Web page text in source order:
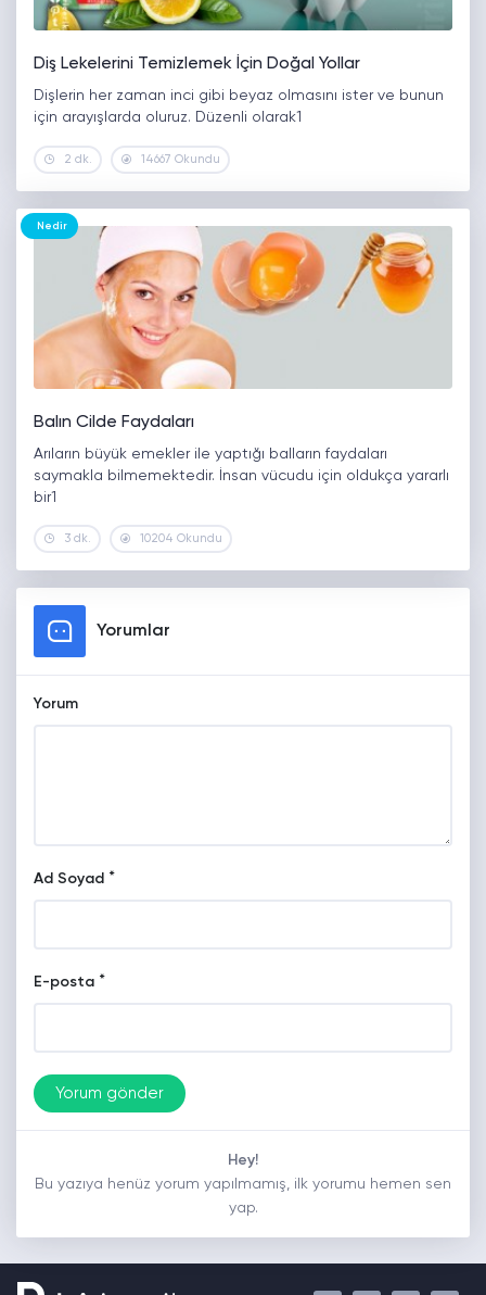
Diş Lekelerini Temizlemek İçin Doğal Yollar
Dişlerin her zaman inci gibi beyaz olmasını ister ve bunun
için arayışlarda oluruz. Düzenli olarak1
2 dk. 14667 Okundu
Nedir
Balın Cilde Faydaları
Arıların büyük emekler ile yaptığı balların faydaları
saymakla bilmemektedir. İnsan vücudu için oldukça yararlı
bir1
3 dk. 10204 Okundu
Yorumlar
Yorum
Ad Soyad *
E-posta *
Hey!
Bu yazıya henüz yorum yapılmamış, ilk yorumu hemen sen
yap.